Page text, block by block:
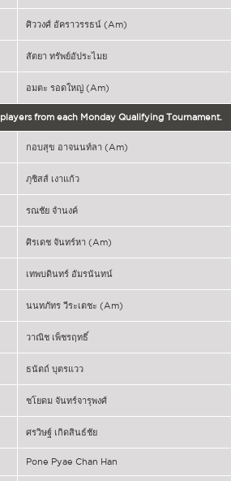
ศิววงศ์ อัคราวรรธน์ (Am)
สัตยา ทรัพย์อัประไมย
อมตะ รอดใหญ่ (Am)
from each Monday Qualifying Tournament.
กอบสุข อาจนนท์ลา (Am)
ภุชิสส์ เงาแก้ว
รณชัย จำนงค์
ศิรเดช จันทร์หา (Am)
เทพบดินทร์ อัมรนันทน์
นนทภัทร วีระเตชะ (Am)
วาณิช เพ็ชรฤทธิ์
ธนัตถ์ บุตรแวว
ชโยดม จันทร์จารุพงศ์
ศรวิษฐ์ เกิดสินธ์ชัย
Pone Pyae Chan Han